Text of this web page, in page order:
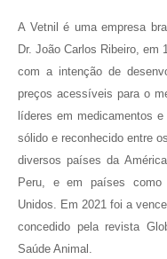
A Vetnil é uma empresa
Dr. João Carlos Ribeiro, em
com a intenção de
preços acessíveis para o
líderes em medicamentos
sólido e reconhecido entre
diversos países da
Peru, e em países como
Unidos. Em 2021 foi a
concedido pela revista
Saúde Animal.